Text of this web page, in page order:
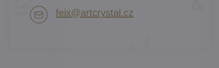
feix​@artcrystal​.cz